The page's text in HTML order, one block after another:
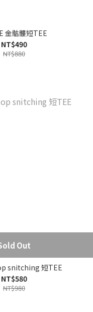
金骷髏短TEE
NT$490
NT$880
Out
snitching 短TEE
NT$580
NT$980